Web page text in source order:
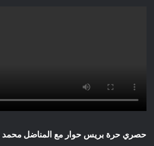
حصري حرة بريس حوار مع المناضل